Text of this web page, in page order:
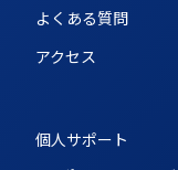
よくある質問
アクセス
個人サポート